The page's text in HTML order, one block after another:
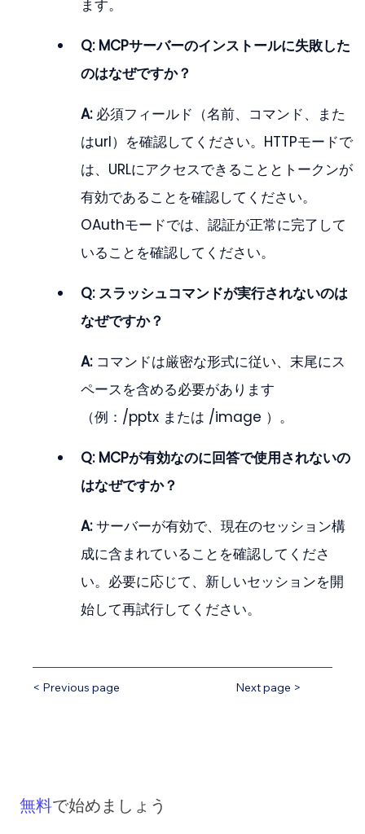
ます。
Q: MCPサーバーのインストールに失敗した
のはなぜですか？
A: 必須フィールド（名前、コマンド、また
はurl）を確認してください。HTTPモードで
は、URLにアクセスできることとトークンが
有効であることを確認してください。
OAuthモードでは、認証が正常に完了して
いることを確認してください。
Q: スラッシュコマンドが実行されないのは
なぜですか？
A: コマンドは厳密な形式に従い、末尾にス
ペースを含める必要があります
（例：/pptx または /image ）。
Q: MCPが有効なのに回答で使用されないの
はなぜですか？
A: サーバーが有効で、現在のセッション構
成に含まれていることを確認してくださ
い。必要に応じて、新しいセッションを開
始して再試行してください。
< Previous page Next page >
無料で始めましょう